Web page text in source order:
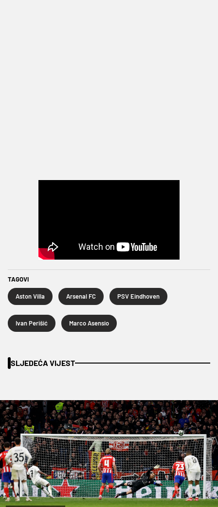
TAGOVI
Aston Villa Arsenal FC PSV Eindhoven
Ivan Perišić Marco Asensio
SLJEDEĆA VIJEST